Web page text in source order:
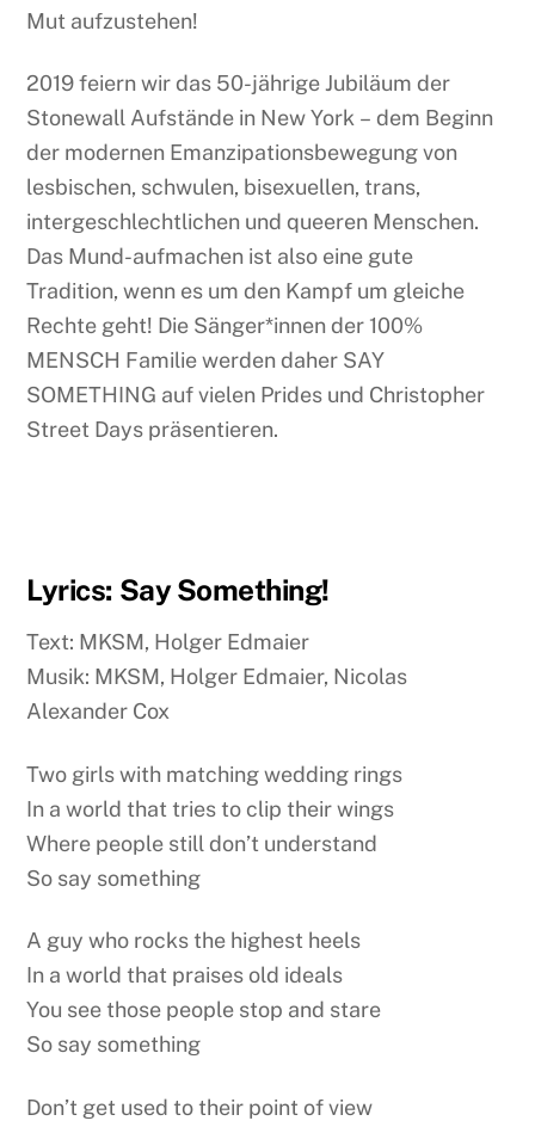
Mut aufzustehen!
2019 feiern wir das 50-jährige Jubiläum der
Stonewall Aufstände in New York – dem Beginn
der modernen Emanzipationsbewegung von
lesbischen, schwulen, bisexuellen, trans,
intergeschlechtlichen und queeren Menschen.
Das Mund-aufmachen ist also eine gute
Tradition, wenn es um den Kampf um gleiche
Rechte geht! Die Sänger*innen der 100%
MENSCH Familie werden daher SAY
SOMETHING auf vielen Prides und Christopher
Street Days präsentieren.
Lyrics: Say Something!
Text: MKSM, Holger Edmaier
Musik: MKSM, Holger Edmaier, Nicolas
Alexander Cox
Two girls with matching wedding rings
In a world that tries to clip their wings
Where people still don’t understand
So say something
A guy who rocks the highest heels
In a world that praises old ideals
You see those people stop and stare
So say something
Don’t get used to their point of view